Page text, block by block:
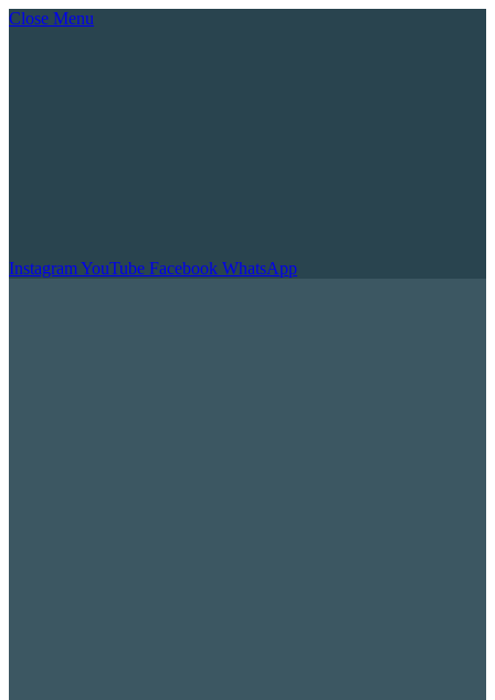
Close Menu
InstagramYouTube Facebook WhatsApp